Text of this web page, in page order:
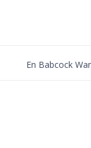
En Babcock